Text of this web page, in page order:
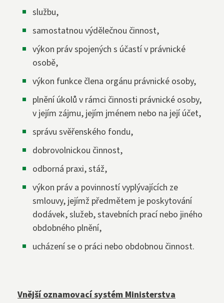
službu,
samostatnou výdělečnou činnost,
výkon práv spojených s účastí v právnické
osobě,
výkon funkce člena orgánu právnické osoby,
plnění úkolů v rámci činnosti právnické osoby,
v jejím zájmu, jejím jménem nebo na její účet,
správu svěřenského fondu,
dobrovolnickou činnost,
odborná praxi, stáž,
výkon práv a povinností vyplývajících ze
smlouvy, jejímž předmětem je poskytování
dodávek, služeb, stavebních prací nebo jiného
obdobného plnění,
ucházení se o práci nebo obdobnou činnost.
Vnější oznamovací systém Ministerstva